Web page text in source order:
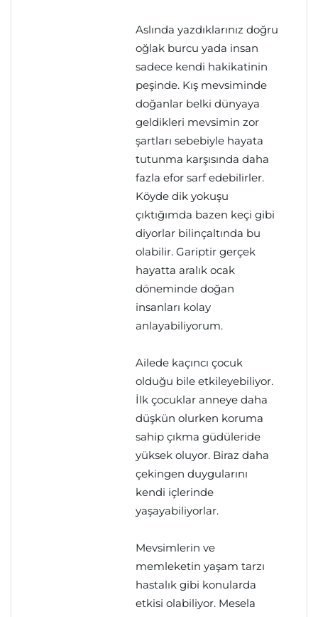
Aslında yazdıklarınız doğru
oğlak burcu yada insan
sadece kendi hakikatinin
peşinde. Kış mevsiminde
doğanlar belki dünyaya
geldikleri mevsimin zor
şartları sebebiyle hayata
tutunma karşısında daha
fazla efor sarf edebilirler.
Köyde dik yokuşu
çıktığımda bazen keçi gibi
diyorlar bilinçaltında bu
olabilir. Gariptir gerçek
hayatta aralık ocak
döneminde doğan
insanları kolay
anlayabiliyorum.
Ailede kaçıncı çocuk
olduğu bile etkileyebiliyor.
İlk çocuklar anneye daha
düşkün olurken koruma
sahip çıkma güdüleride
yüksek oluyor. Biraz daha
çekingen duygularını
kendi içlerinde
yaşayabiliyorlar.
Mevsimlerin ve
memleketin yaşam tarzı
hastalık gibi konularda
etkisi olabiliyor. Mesela